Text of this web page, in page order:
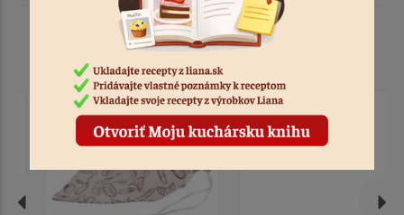
Podobné produkty